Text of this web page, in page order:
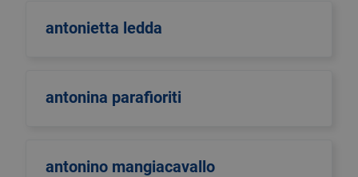
antonietta ledda
antonina parafioriti
antonino mangiacavallo